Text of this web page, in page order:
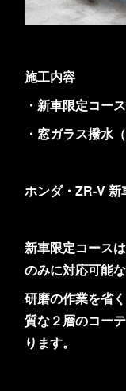
施工内容
・新車限定コース
・窓ガラス撥水
ホンダ・ZR-V 新
新車限定コース
のみに対応可能
研磨の作業を省
質な２層のコー
ります。